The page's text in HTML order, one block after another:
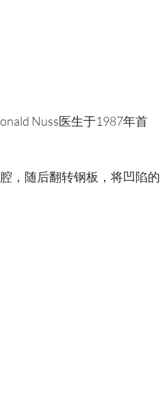
Nuss医生于1987年首
，随后翻转钢板，将凹陷的